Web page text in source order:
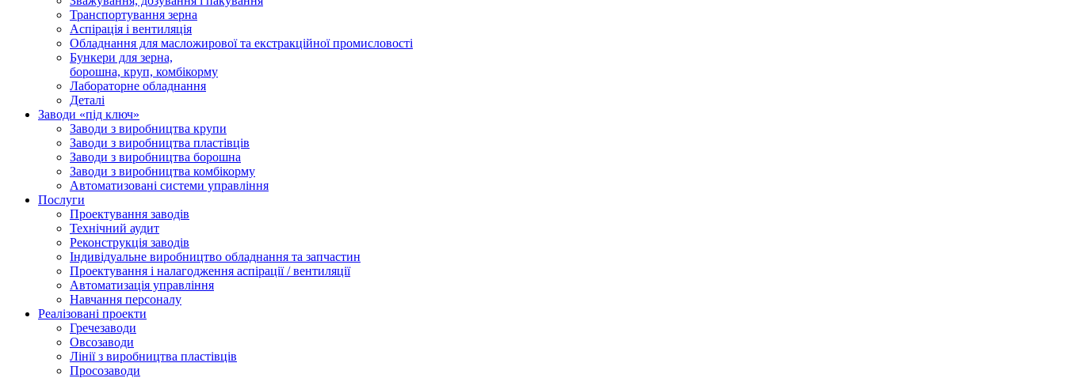
Транспортування зерна
Аспірація і вентиляція
Обладнання для масложирової та екстракційної промисловості
Бункери для зерна,
борошна, круп, комбікорму
Лабораторне обладнання
Деталі
Заводи «під ключ»
Заводи з виробництва крупи
Заводи з виробництва пластівців
Заводи з виробництва борошна
Заводи з виробництва комбікорму
Автоматизовані системи управління
Послуги
Проектування заводів
Технічний аудит
Реконструкція заводів
Індивідуальне виробництво обладнання та запчастин
Проектування і налагодження аспірації / вентиляції
Автоматизація управління
Навчання персоналу
Реалізовані проекти
Гречезаводи
Овсозаводи
Лінії з виробництва пластівців
Просозаводи